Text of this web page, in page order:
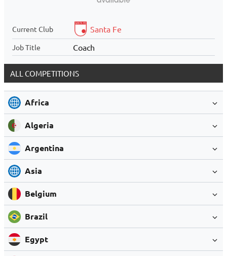
Current Club Santa Fe
Job Title Coach
ALL COMPETITIONS
Africa
Algeria
Argentina
Asia
Belgium
Brazil
Egypt